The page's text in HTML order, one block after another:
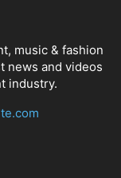
music & fashion
news and videos
industry.